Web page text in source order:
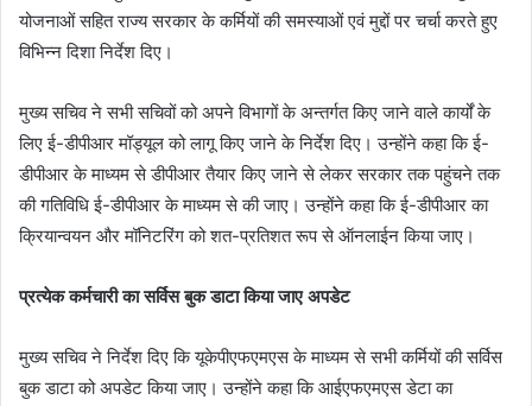
योजनाओं सहित राज्य सरकार के कर्मियों की समस्याओं एवं मुद्दों पर चर्चा करते हुए
विभिन्न दिशा निर्देश दिए।
मुख्य सचिव ने सभी सचिवों को अपने विभागों के अन्तर्गत किए जाने वाले कार्यों के
लिए ई-डीपीआर मॉड्यूल को लागू किए जाने के निर्देश दिए। उन्होंने कहा कि ई-
डीपीआर के माध्यम से डीपीआर तैयार किए जाने से लेकर सरकार तक पहुंचने तक
की गतिविधि ई-डीपीआर के माध्यम से की जाए। उन्होंने कहा कि ई-डीपीआर का
क्रियान्वयन और मॉनिटरिंग को शत-प्रतिशत रूप से ऑनलाईन किया जाए।
प्रत्येक कर्मचारी का सर्विस बुक डाटा किया जाए अपडेट
मुख्य सचिव ने निर्देश दिए कि यूकेपीएफएमएस के माध्यम से सभी कर्मियों की सर्विस
बुक डाटा को अपडेट किया जाए। उन्होंने कहा कि आईएफएमएस डेटा का